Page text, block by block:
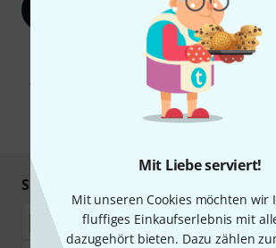
Mit Liebe serviert!
Mit unseren Cookies möchten wir
fluffiges Einkaufserlebnis mit
dazugehört bieten. Dazu zählen
Jetzt anmelden
Mit Klick auf „Jetzt anmelden“ stimmen Sie dem
Werbung und einer Messung des E-Mail-
Abmeldung ist jederzeit möglich. Weitere
unserenDatenschutzhinweisen
* Pflichtfeld
Sicher einkaufen & bezahlen